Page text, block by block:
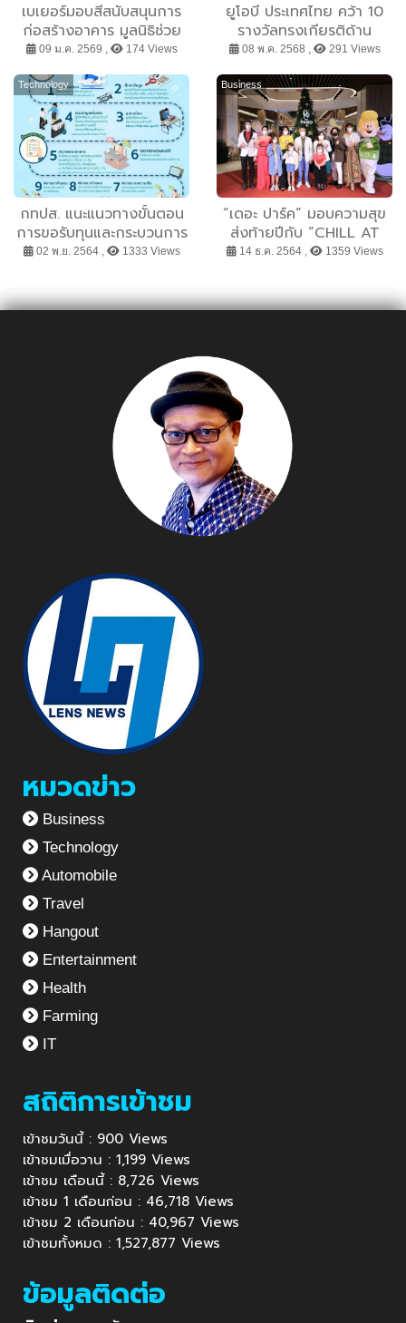
เบเยอร์มอบสีสนับสนุนการ
ก่อสร้างอาคาร มูลนิธิช่วย
คนปัญญาอ่อนฯ
จ.พิษณุโลก ตอกย้ำการ
สนับสนุนความหลากหลาย
เปิดพื้นที่ให้ “เมล็ดพันธุ์
พิเศษ” เติบโตอย่างมีศักดิ์ศรี
09 ม.ค. 2569 , 174 Views
ยูโอบี ประเทศไทย คว้า 10
รางวัลทรงเกียรติด้าน
ตราสารหนี้ ตอกย้ำความเป็น
ผู้นำด้าน ESG
08 พ.ค. 2568 , 291 Views
Technology
กทปส. แนะแนวทางขั้นตอน
การขอรับทุนและกระบวนการ
พิจารณา 10 ขั้นตอน มุ่งเน้น
02 พ.ย. 2564 , 1333 Views
Business
“เดอะ ปาร์ค” มอบความสุข
ส่งท้ายปีกับ “CHILL AT
THE PARQ 2022”
เต็มสีสันให้ชีวิต ตั้งแต่วันนี้ –
14 ธ.ค. 2564 , 1359 Views
หมวดข่าว
Business
Technology
Automobile
Travel
Hangout
Entertainment
Health
Farming
IT
สถิติการเข้าชม
เข้าชมวันนี้ : 900 Views
เข้าชมเมื่อวาน : 1,199 Views
เข้าชม เดือนนี้ : 8,726 Views
เข้าชม 1 เดือนก่อน : 46,718 Views
เข้าชม 2 เดือนก่อน : 40,967 Views
เข้าชมทั้งหมด : 1,527,877 Views
ข้อมูลติดต่อ